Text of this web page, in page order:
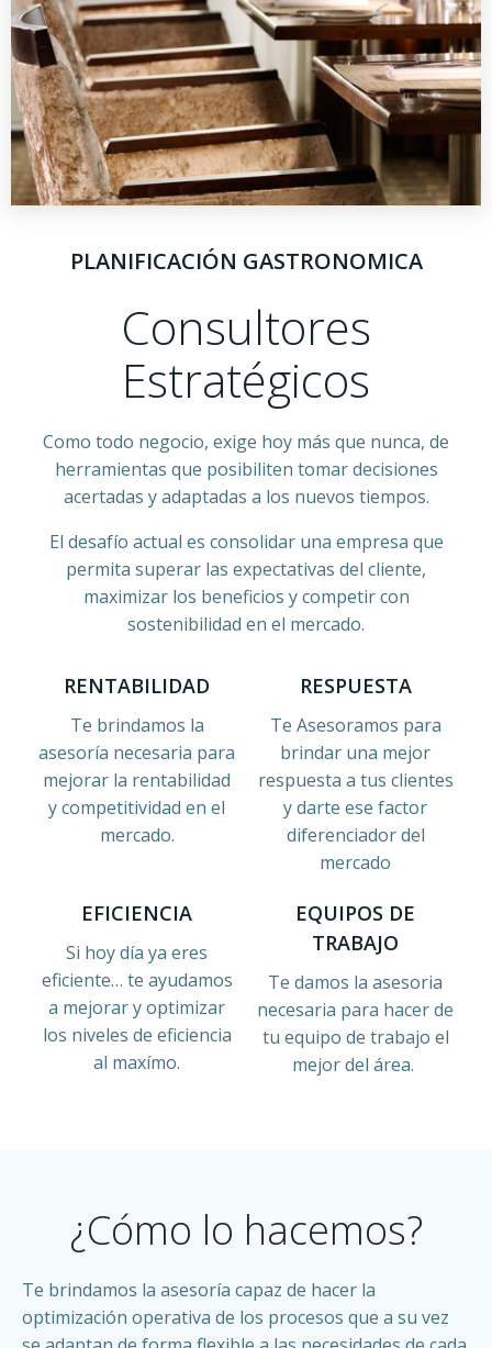
PLANIFICACIÓN GASTRONOMICA
Consultores
Estratégicos
Como todo negocio, exige hoy más que nunca, de
herramientas que posibiliten tomar decisiones
acertadas y adaptadas a los nuevos tiempos.
El desafío actual es consolidar una empresa que
permita superar las expectativas del cliente,
maximizar los beneficios y competir con
sostenibilidad en el mercado.
RENTABILIDAD
Te brindamos la
asesoría necesaria para
mejorar la rentabilidad
y competitividad en el
mercado.
RESPUESTA
Te Asesoramos para
brindar una mejor
respuesta a tus clientes
y darte ese factor
diferenciador del
mercado
EFICIENCIA
Si hoy día ya eres
eficiente… te ayudamos
a mejorar y optimizar
los niveles de eficiencia
al maxímo.
EQUIPOS DE
TRABAJO
Te damos la asesoria
necesaria para hacer de
tu equipo de trabajo el
mejor del área.
¿Cómo lo hacemos?
Te brindamos la asesoría capaz de hacer la
optimización operativa de los procesos que a su vez